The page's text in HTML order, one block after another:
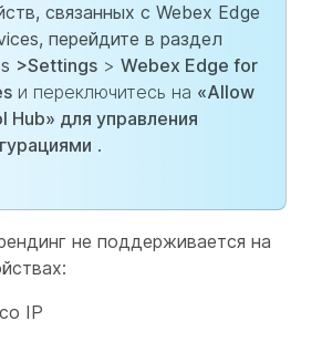
связанных с Webex Edge
перейдите в раздел
>Settings > Webex Edge for
и переключитесь на «Allow
Hub» для управления
.
не поддерживается на
IP